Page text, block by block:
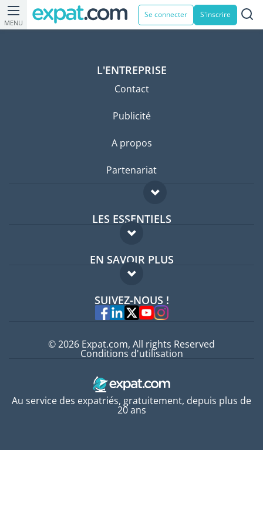
MENU
Se connecter S'inscrire
L'ENTREPRISE
Contact
Publicité
A propos
Partenariat
LES ESSENTIELS
Forum expatriés
Guides pays
EN SAVOIR PLUS
FAQ
Experts
SUIVEZ-NOUS !
Au service des expatriés, gratuitement, depuis plus de
20 ans
© 2026 Expat.com, All rights Reserved
Conditions d'utilisation